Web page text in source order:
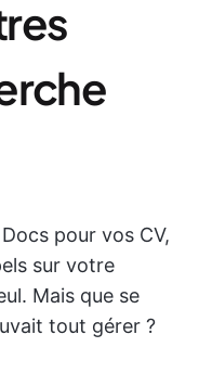
pour vos CV,
sur votre
Mais que se
tout gérer ?